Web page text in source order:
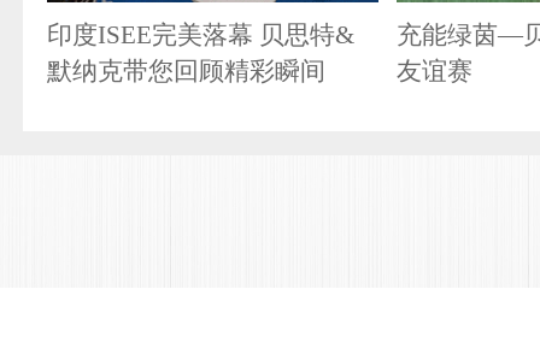
印度ISEE完美落幕 贝思特&
默纳克带您回顾精彩瞬间
充能绿茵—
友谊赛